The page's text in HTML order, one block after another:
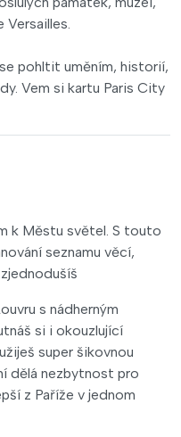
Versailles.
pohltit uměním, historií,
Vem si kartu Paris City
k Městu světel. S touto
seznamu věcí,
s nádherným
si i okouzlující
super šikovnou
dělá nezbytnost pro
z Paříže v jednom